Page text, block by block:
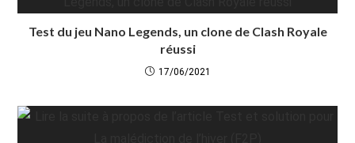
Test du jeu Nano Legends, un clone de Clash Royale
réussi
17/06/2021